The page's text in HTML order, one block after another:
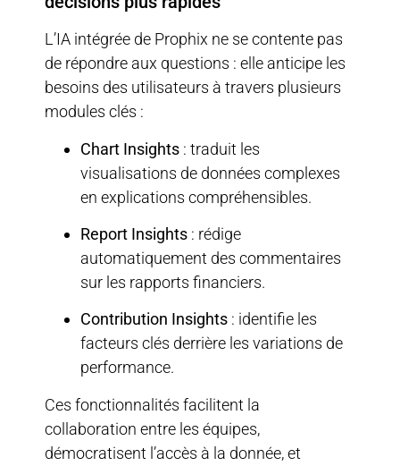
L’IA intégrée de Prophix ne se contente pas
de répondre aux questions : elle anticipe les
besoins des utilisateurs à travers plusieurs
modules clés :
Chart Insights : traduit les
visualisations de données complexes
en explications compréhensibles.
Report Insights : rédige
automatiquement des commentaires
sur les rapports financiers.
Contribution Insights : identifie les
facteurs clés derrière les variations de
performance.
Ces fonctionnalités facilitent la
collaboration entre les équipes,
démocratisent l’accès à la donnée, et